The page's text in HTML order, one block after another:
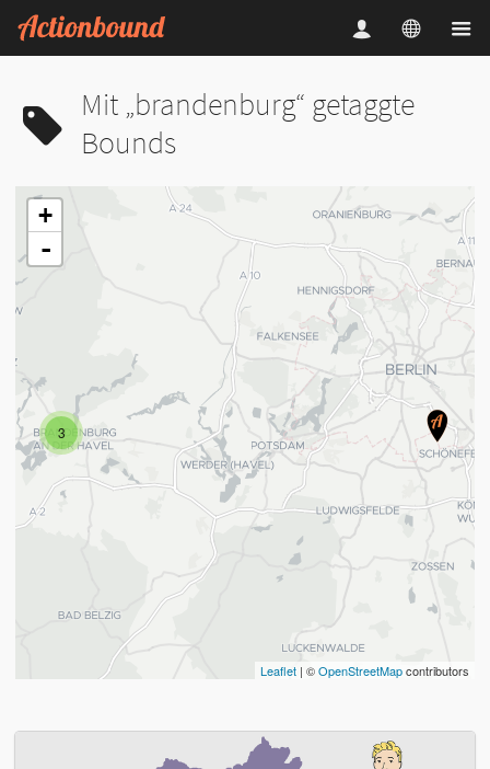
Mit „brandenburg“ getaggte
Bounds
3
+
-
Leaflet | ©OpenStreetMapcontributors